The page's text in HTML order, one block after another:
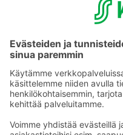
S-ostoslista -sovellus
Prisma.fi
Sokos.fi
S-Pankki
Yhteishyvä
Sokos Hotels
Raflaamo